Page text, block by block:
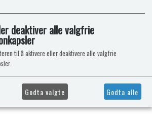
deaktiver alle valgfrie
til å aktivere eller deaktivere alle valgfrie
Godta valgte Godta alle